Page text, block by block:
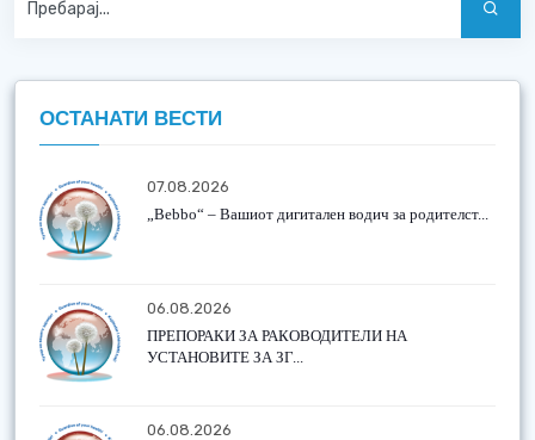
ОСТАНАТИ ВЕСТИ
07.08.2026
„Bebbo“ – Вашиот дигитален водич за родителст...
06.08.2026
ПРЕПОРАКИ ЗА РАКОВОДИТЕЛИ НА
УСТАНОВИТЕ ЗА ЗГ...
06.08.2026